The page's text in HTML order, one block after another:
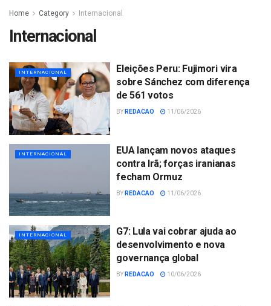
Home Category Internacional
Internacional
INTERNACIONAL
Eleições Peru: Fujimori vira
sobre Sánchez com diferença
de 561 votos
BY REDACAO 11/06/2026
INTERNACIONAL
EUA lançam novos ataques
contra Irã; forças iranianas
fecham Ormuz
BY REDACAO 11/06/2026
INTERNACIONAL
G7: Lula vai cobrar ajuda ao
desenvolvimento e nova
governança global
BY REDACAO 10/06/2026